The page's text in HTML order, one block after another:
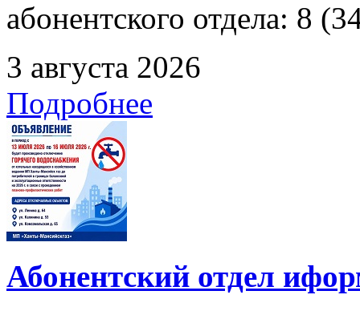
абонентского отдела: 8
3 августа 2026
Подробнее
Абонентский отдел